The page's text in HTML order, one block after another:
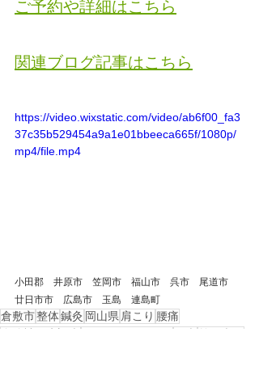
ご予約や詳細はこちら
関連ブログ記事はこちら
https://video.wixstatic.com/video/ab6f00_fa3
37c35b529454a9a1e01bbeeca665f/1080p/
mp4/file.mp4
小田郡　井原市　笠岡市　福山市　呉市　尾道市
廿日市市　広島市　玉島　連島町
倉敷市整体鍼灸 岡山県肩こり 腰痛